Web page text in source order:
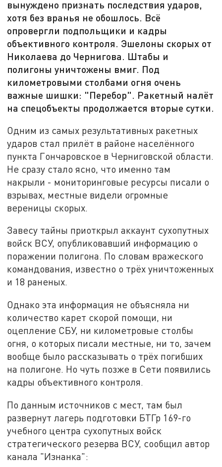
вынуждено признать последствия ударов,
хотя без вранья не обошлось. Всё
опровергли подпольщики и кадры
объективного контроля. Эшелоны скорых от
Николаева до Чернигова. Штабы и
полигоны уничтожены вмиг. Под
километровыми столбами огня очень
важные шишки: "Перебор". Ракетный налёт
на спецобъекты продолжается вторые сутки.
Одним из самых результативных ракетных
ударов стал прилёт в районе населённого
пункта Гончаровское в Черниговской области.
Не сразу стало ясно, что именно там
накрыли - мониторинговые ресурсы писали о
взрывах, местные видели огромные
вереницы скорых.
Завесу тайны приоткрыл аккаунт сухопутных
войск ВСУ, опубликовавший информацию о
поражении полигона. По словам вражеского
командования, известно о трёх уничтоженных
и 18 раненых.
Однако эта информация не объясняла ни
количество карет скорой помощи, ни
оцепление СБУ, ни километровые столбы
огня, о которых писали местные, ни то, зачем
вообще было рассказывать о трёх погибших
на полигоне. Но чуть позже в Сети появились
кадры объективного контроля.
По данным источников с мест, там был
развернут лагерь подготовки БТГр 169-го
учебного центра сухопутных войск
стратегического резерва ВСУ, сообщил автор
канала "Изнанка":